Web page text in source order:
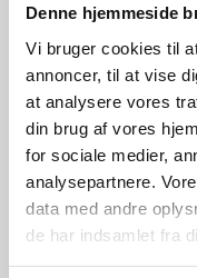
Denne hjemmeside
Vi bruger cookies til
annoncer, til at vise
at analysere vores
din brug af vores
for sociale medier,
analysepartnere.
data med andre
de har indsamlet fra
abort
2.7:
Pro
Life
2.8:
Nyhedsbrev
3.0:
Nyheder
4.0:
Webshop
Test dine
Hvorfor er abort
argumenter. Bliv